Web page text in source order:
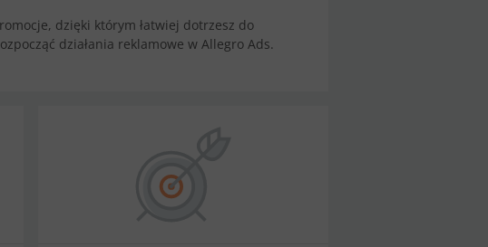
dzięki którym łatwiej dotrzesz do
działania reklamowe w Allegro Ads.